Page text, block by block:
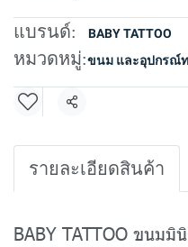
แบรนด์: BABY TATTOO
หมวดหมู่:ขนม และอุปกรณ์
แชร์
รายละเอียดสินค้า
BABY TATTOO ขนมมิ